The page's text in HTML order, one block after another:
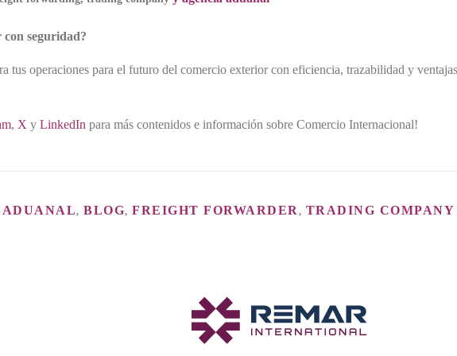
seguridad?
tus operaciones para el futuro del comercio exterior con eficiencia, trazabilidad y ventajas
, X y LinkedIn para más contenidos e información sobre Comercio Internacional!
, BLOG, FREIGHT FORWARDER , TRADING COMPANY